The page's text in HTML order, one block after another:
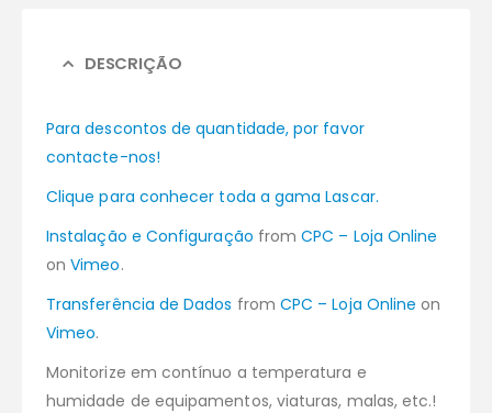
DESCRIÇÃO
Para descontos de quantidade, por favor
contacte-nos!
Clique para conhecer toda a gama Lascar.
Instalação e Configuração fromCPC – Loja Online
onVimeo.
Transferência de Dados from CPC – Loja Online on
Vimeo.
Monitorize em contínuo a temperatura e
humidade de equipamentos, viaturas, malas, etc.!